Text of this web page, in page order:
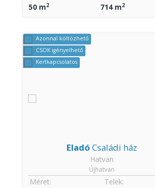
50 m2
714 m2
Azonnal költözhető
CSOK igényelhető
Kertkapcsolatos
Eladó Családi ház
Hatvan
Újhatvan
Méret:
Telek: